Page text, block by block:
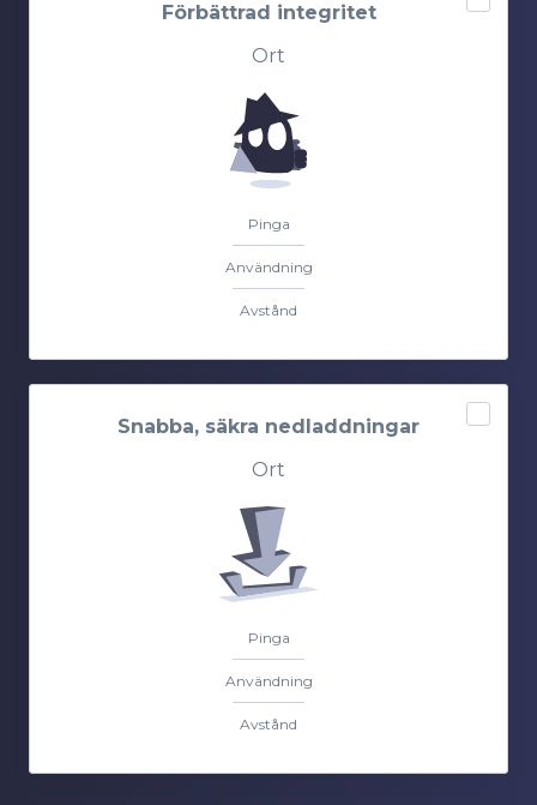
Förbättrad integritet
Ort
Pinga
Användning
Avstånd
Snabba, säkra nedladdningar
Ort
Pinga
Användning
Avstånd